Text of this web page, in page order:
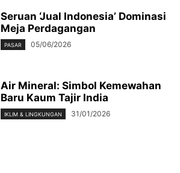
Seruan ‘Jual Indonesia’ Dominasi
Meja Perdagangan
PASAR 05/06/2026
Air Mineral: Simbol Kemewahan
Baru Kaum Tajir India
IKLIM & LINGKUNGAN 31/01/2026